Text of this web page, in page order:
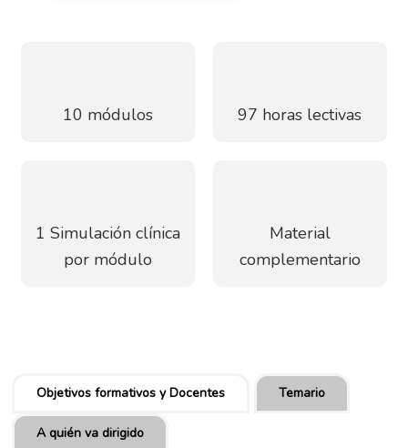
10 módulos 97 horas lectivas
1 Simulación clínica
por módulo
Material
complementario
Objetivos formativos y Docentes Temario
A quién va dirigido